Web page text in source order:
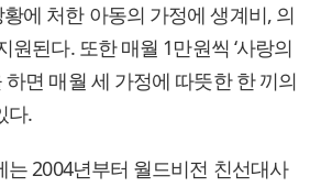
에 처한 아동의 가정에 생계비, 의
원된다. 또한 매월 1만원씩 ‘사랑의
하면 매월 세 가정에 따뜻한 한 끼의
다.
는 2004년부터 월드비전 친선대사